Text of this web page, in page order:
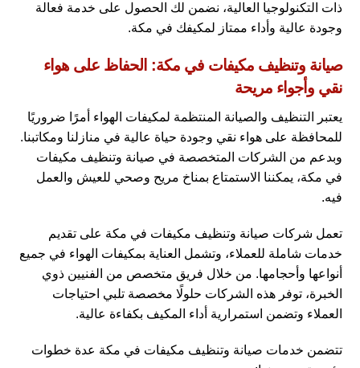
ذات التكنولوجيا العالية، نضمن لك الحصول على خدمة فعالة
وجودة عالية وأداء ممتاز لمكيفك في مكة.
صيانة وتنظيف مكيفات في مكة: الحفاظ على هواء
نقي وأجواء مريحة
يعتبر التنظيف والصيانة المنتظمة لمكيفات الهواء أمرًا ضروريًا
للمحافظة على هواء نقي وجودة حياة عالية في منازلنا ومكاتبنا.
وبدعم من الشركات المتخصصة في صيانة وتنظيف مكيفات
في مكة، يمكننا الاستمتاع بمناخ مريح وصحي للعيش والعمل
فيه.
تعمل شركات صيانة وتنظيف مكيفات في مكة على تقديم
خدمات شاملة للعملاء، وتشمل العناية بمكيفات الهواء في جميع
أنواعها وأحجامها. من خلال فريق متخصص من الفنيين ذوي
الخبرة، توفر هذه الشركات حلولًا مخصصة تلبي احتياجات
العملاء وتضمن استمرارية أداء المكيف بكفاءة عالية.
تتضمن خدمات صيانة وتنظيف مكيفات في مكة عدة خطوات